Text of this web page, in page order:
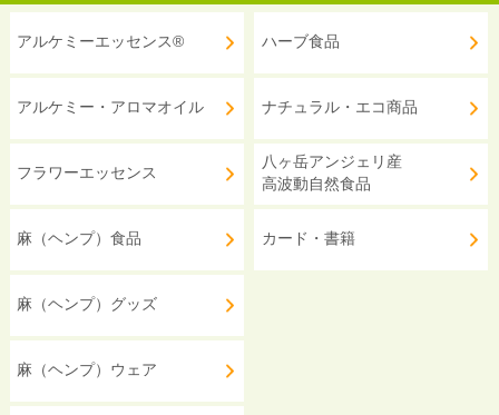
アルケミーエッセンス®
アルケミー・アロマオイル
フラワーエッセンス
麻（ヘンプ）食品
麻（ヘンプ）グッズ
麻（ヘンプ）ウェア
ハーブ食品
ナチュラル・エコ商品
八ヶ岳アンジェリ産
高波動自然食品
カード・書籍